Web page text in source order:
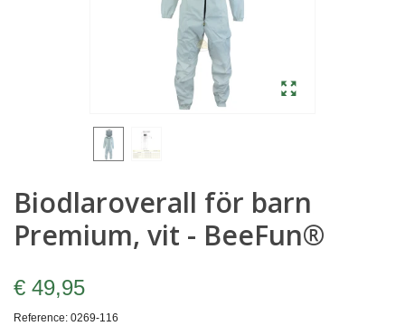
Biodlaroverall för barn
Premium, vit - BeeFun®
€ 49,95
Reference: 0269-116